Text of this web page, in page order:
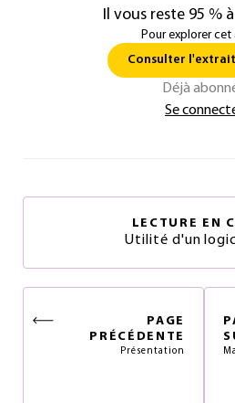
Il vous reste 95 %
Pour explorer cet
Consulter
Déjà
Se
LECTURE EN
Utilité d'un
PAGE
PRÉCÉDENTE
Présentation